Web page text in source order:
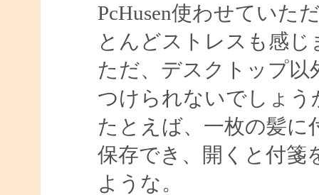
PcHusen使わせていた
とんどストレスも感じ
ただ、デスクトップ以
つけられないでしょう
たとえば、一枚の髪
保存でき、開くと付箋
ような。